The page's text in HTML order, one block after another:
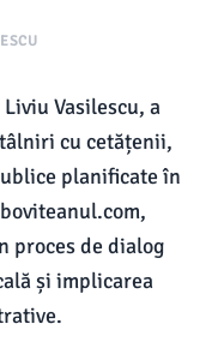
Vasilescu, a
cu cetățenii,
planificate în
proces de dialog
și implicarea